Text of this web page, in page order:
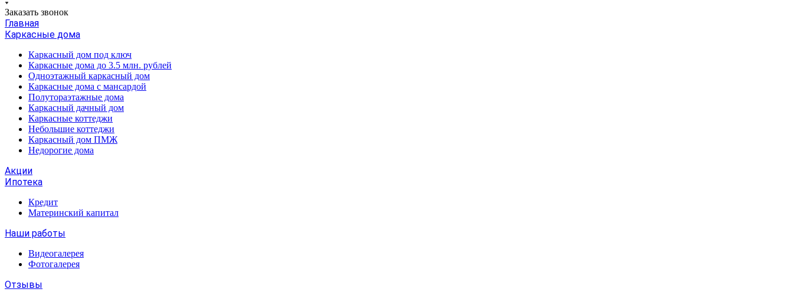
Заказать звонок
Главная
Каркасные дома
Каркасный дом под ключ
Каркасные дома до 3.5 млн. рублей
Одноэтажный каркасный дом
Каркасные дома с мансардой
Полутораэтажные дома
Каркасный дачный дом
Каркасные коттеджи
Небольшие коттеджи
Каркасный дом ПМЖ
Недорогие дома
Акции
Ипотека
Кредит
Материнский капитал
Наши работы
Видеогалерея
Фотогалерея
Отзывы